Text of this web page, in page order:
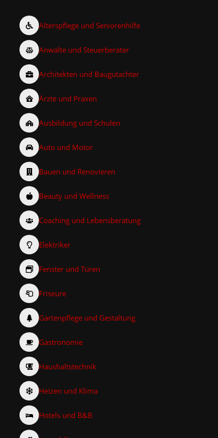
Alterspflege und Seniorenhilfe
Anwälte und Steuerberater
Architekten und Baugutachter
Ärzte und Praxen
Ausbildung und Schulen
Auto und Motor
Bauen und Renovieren
Beauty und Wellness
Coaching und Lebensberatung
Elektriker
Fenster und Türen
Friseure
Gartenpflege und Gestaltung
Gastronomie
Haushaltstechnik
Heizen und Klima
Hotels und B&B